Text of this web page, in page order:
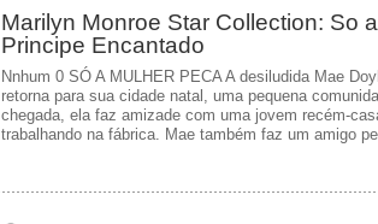
Marilyn Monroe Star Collection: So
Principe Encantado
Nnhum 0 SÓ A MULHER PECA A desiludida Mae
retorna para sua cidade natal, uma pequena
chegada, ela faz amizade com uma jovem recém-
trabalhando na fábrica. Mae também faz um amigo